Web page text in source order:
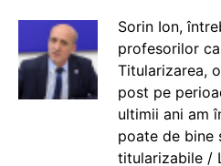
Sorin Ion,
profesorilor
Titularizarea,
post pe
ultimii ani am
poate de bine
titularizabile /